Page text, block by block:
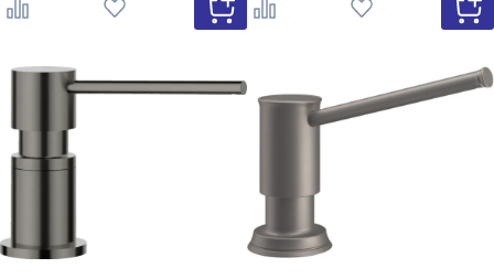
серый 526954
белый 526955